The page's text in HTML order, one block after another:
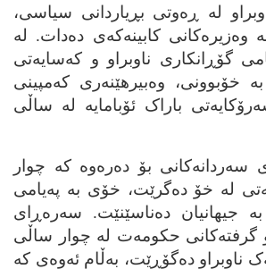
له‌ ڕه‌وتی بڕیاردانی سیاسی،
وه‌زیره‌کانی کابینه‌که‌ی ده‌دات. له‌
گۆڕانکاری ناوبراو و که‌سایه‌تی
خۆبوونی، وه‌بیرهێنه‌ری که‌مپینی
باراک ئۆبامایه‌ له‌ ساڵی
سه‌ردانه‌کانی بۆ ده‌ره‌وه‌ که‌ چوار
له‌ خۆ ده‌گرێت، خۆی به‌ په‌یامی
جیهانیان ده‌ناسێنێت. سه‌ره‌ڕای
گرفته‌کانی حکومه‌ت له‌ چوار ساڵی
ناوبراو ده‌گۆڕێت، به‌ڵام ئه‌وه‌ی که‌